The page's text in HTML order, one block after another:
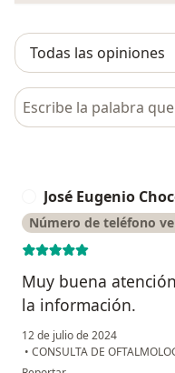
Busca en opiniones
José Eugenio
Número de teléfono
Muy buena
la información.
12 de julio de 2024
• CONSULTA DE
en opinión del usuario José